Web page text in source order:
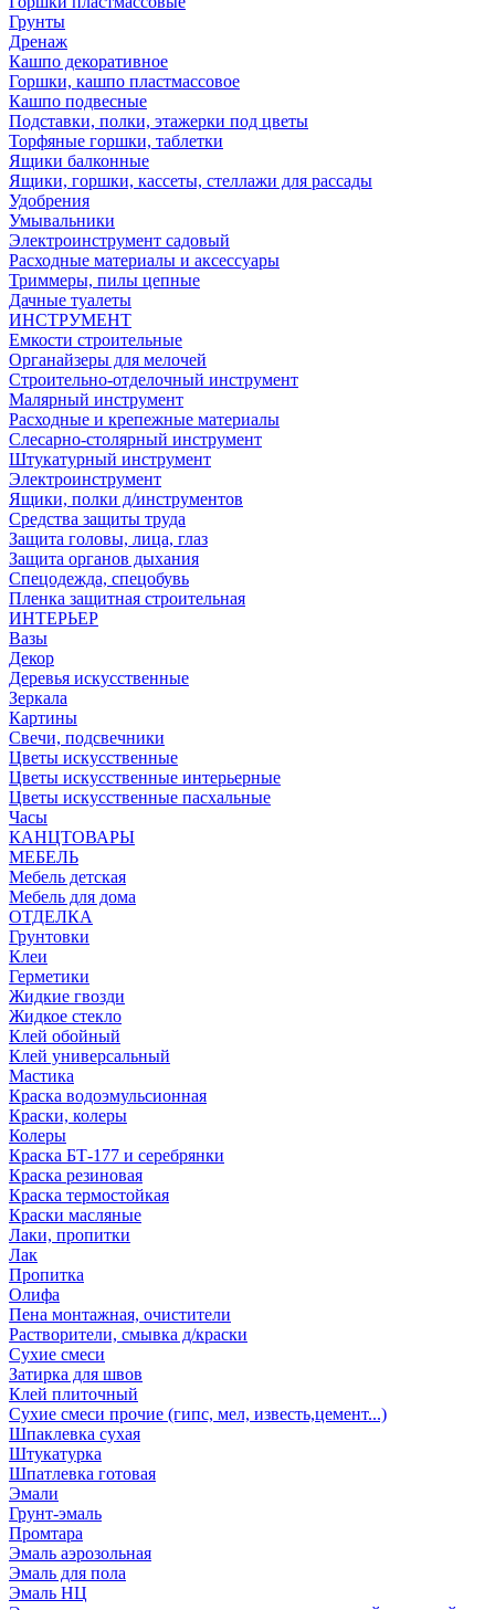
Грунты
Дренаж
Кашпо декоративное
Горшки, кашпо пластмассовое
Кашпо подвесные
Подставки, полки, этажерки под цветы
Торфяные горшки, таблетки
Ящики балконные
Ящики, горшки, кассеты, стеллажи для рассады
Удобрения
Умывальники
Электроинструмент садовый
Расходные материалы и аксессуары
Триммеры, пилы цепные
Дачные туалеты
ИНСТРУМЕНТ
Емкости строительные
Органайзеры для мелочей
Строительно-отделочный инструмент
Малярный инструмент
Расходные и крепежные материалы
Слесарно-столярный инструмент
Штукатурный инструмент
Электроинструмент
Ящики, полки д/инструментов
Средства защиты труда
Защита головы, лица, глаз
Защита органов дыхания
Спецодежда, спецобувь
Пленка защитная строительная
ИНТЕРЬЕР
Вазы
Декор
Деревья искусственные
Зеркала
Картины
Свечи, подсвечники
Цветы искусственные
Цветы искусственные интерьерные
Цветы искусственные пасхальные
Часы
КАНЦТОВАРЫ
МЕБЕЛЬ
Мебель детская
Мебель для дома
ОТДЕЛКА
Грунтовки
Клеи
Герметики
Жидкие гвозди
Жидкое стекло
Клей обойный
Клей универсальный
Мастика
Краска водоэмульсионная
Краски, колеры
Колеры
Краска БТ-177 и серебрянки
Краска резиновая
Краска термостойкая
Краски масляные
Лаки, пропитки
Лак
Пропитка
Олифа
Пена монтажная, очистители
Растворители, смывка д/краски
Сухие смеси
Затирка для швов
Клей плиточный
Сухие смеси прочие (гипс, мел, известь,цемент...)
Шпаклевка сухая
Штукатурка
Шпатлевка готовая
Эмали
Грунт-эмаль
Промтара
Эмаль аэрозольная
Эмаль для пола
Эмаль НЦ